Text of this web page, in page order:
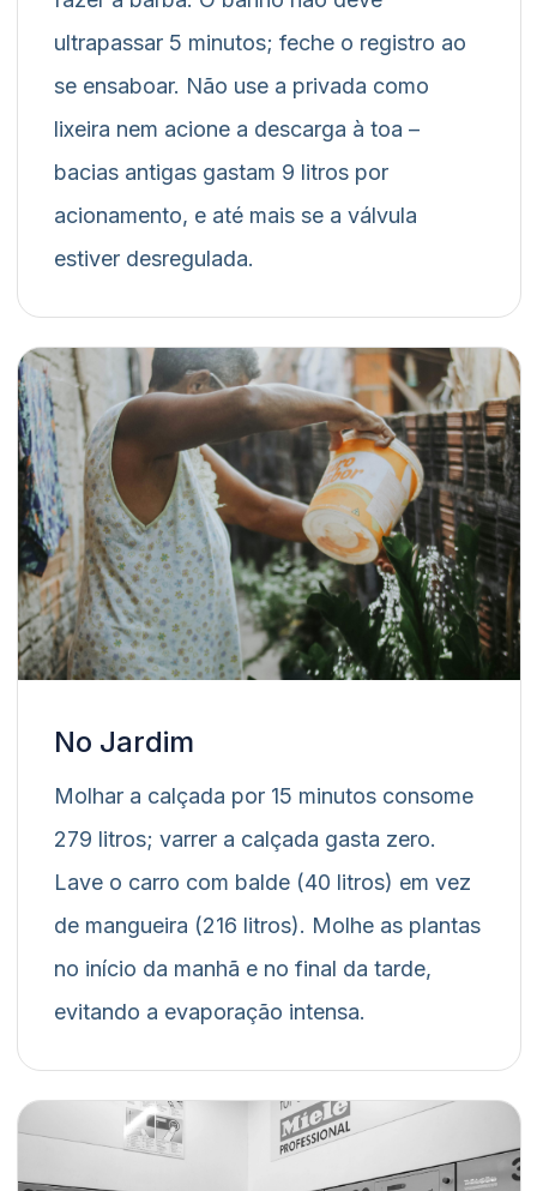
ultrapassar 5 minutos; feche o registro ao
se ensaboar. Não use a privada como
lixeira nem acione a descarga à toa –
bacias antigas gastam 9 litros por
acionamento, e até mais se a válvula
estiver desregulada.
No Jardim
Molhar a calçada por 15 minutos consome
279 litros; varrer a calçada gasta zero.
Lave o carro com balde (40 litros) em vez
de mangueira (216 litros). Molhe as plantas
no início da manhã e no final da tarde,
evitando a evaporação intensa.